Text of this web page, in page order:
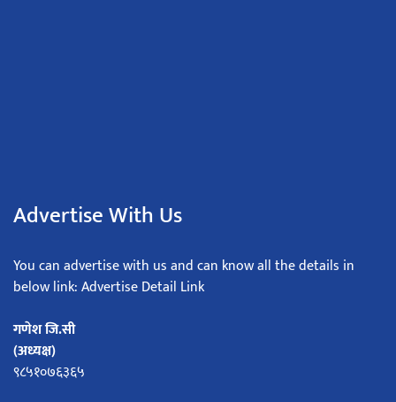
Advertise With Us
You can advertise with us and can know all the details in
below link: Advertise Detail Link
गणेश जि.सी
(अध्यक्ष)
९८५१०७६३६५